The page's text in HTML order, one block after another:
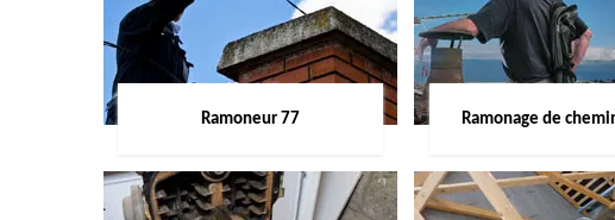
Ramoneur 77 Ramonage de